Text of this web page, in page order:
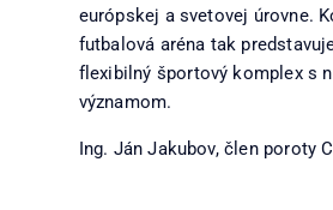
európskej a svetovej úrovne.
futbalová aréna tak
flexibilný športový komplex s
významom.
Ing. Ján Jakubov, člen poroty